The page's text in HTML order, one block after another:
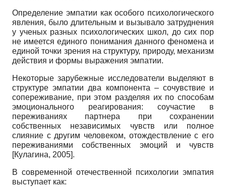
Определение эмпатии как особого психологического
явления, было длительным и вызывало затруднения
у ученых разных психологических школ, до сих пор
не имеется единого понимания данного феномена и
единой точки зрения на структуру, природу, механизм
действия и формы выражения эмпатии.
Некоторые зарубежные исследователи выделяют в
структуре эмпатии два компонента – сочувствие и
сопереживание, при этом разделяя их по способам
эмоционального реагирования: соучастие в
переживаниях партнера при сохранении
собственных независимых чувств или полное
слияние с другим человеком, отождествление с его
переживаниями собственных эмоций и чувств
[Кулагина, 2005].
В современной отечественной психологии эмпатия
выступает как: